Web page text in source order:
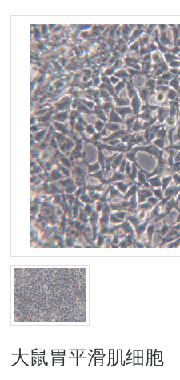
大鼠胃平滑肌细胞